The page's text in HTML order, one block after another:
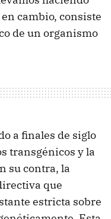
en cambio, consiste
de un organismo
a finales de siglo
transgénicos y la
su contra, la
que
estricta sobre